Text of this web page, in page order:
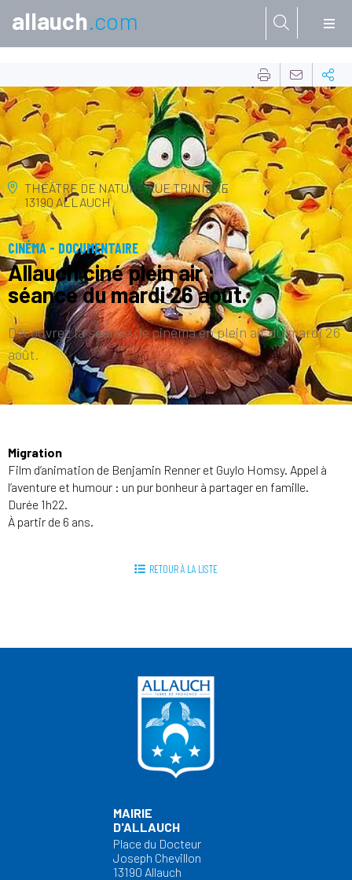
allauch.com
26
AOÛT
THÉÂTRE DE NATURERUE TRINIÈRE
13190 ALLAUCH
CINÉMA - DOCUMENTAIRE
Allauch ciné plein air :
séance du mardi 26 août.
Découvrez la séance de cinéma en plein air du mardi 26
août.
Migration
Film d’animation de Benjamin Renner et Guylo Homsy. Appel à
l’aventure et humour : un pur bonheur à partager en famille.
Durée 1h22.
À partir de 6 ans.
RETOUR À LA LISTE
MAIRIE
D'ALLAUCH
Place du Docteur
Joseph Chevillon
13190 Allauch